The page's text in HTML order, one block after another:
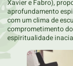
Xavier e Fabro),
aprofundamento
com um clima de
comprometimento
espiritualidade